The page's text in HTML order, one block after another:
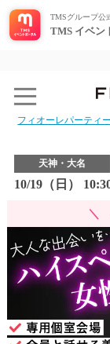
TMSグループ公
TMS イベン
フィオーレパーティ
天神・大名
10/19（日）
＼